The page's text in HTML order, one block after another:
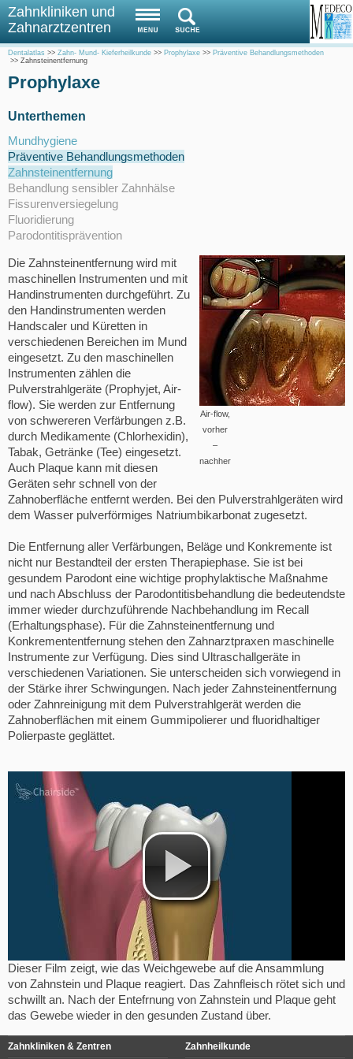
Zahnkliniken und
Zahnarztzentren
Dentalatlas >> Zahn- Mund- Kieferheilkunde >> Prophylaxe >> Präventive Behandlungsmethoden
>> Zahnsteinentfernung
Prophylaxe
Unterthemen
Mundhygiene
Präventive Behandlungsmethoden
Zahnsteinentfernung
Behandlung sensibler Zahnhälse
Fissurenversiegelung
Fluoridierung
Parodontitisprävention
Air-flow,
vorher
–
nachher
Die Zahnsteinentfernung wird mit
maschinellen Instrumenten und mit
Handinstrumenten durchgeführt. Zu
den Handinstrumenten werden
Handscaler und Küretten in
verschiedenen Bereichen im Mund
eingesetzt. Zu den maschinellen
Instrumenten zählen die
Pulverstrahlgeräte (Prophyjet, Air-
flow). Sie werden zur Entfernung
von schwereren Verfärbungen z.B.
durch Medikamente (Chlorhexidin),
Tabak, Getränke (Tee) eingesetzt.
Auch Plaque kann mit diesen
Geräten sehr schnell von der
Zahnoberfläche entfernt werden. Bei den Pulverstrahlgeräten wird
dem Wasser pulverförmiges Natriumbikarbonat zugesetzt.
Die Entfernung aller Verfärbungen, Beläge und Konkremente ist
nicht nur Bestandteil der ersten Therapiephase. Sie ist bei
gesundem Parodont eine wichtige prophylaktische Maßnahme
und nach Abschluss der Parodontitisbehandlung die bedeutendste
immer wieder durchzuführende Nachbehandlung im Recall
(Erhaltungsphase). Für die Zahnsteinentfernung und
Konkremententfernung stehen den Zahnarztpraxen maschinelle
Instrumente zur Verfügung. Dies sind Ultraschallgeräte in
verschiedenen Variationen. Sie unterscheiden sich vorwiegend in
der Stärke ihrer Schwingungen. Nach jeder Zahnsteinentfernung
oder Zahnreinigung mit dem Pulverstrahlgerät werden die
Zahnoberflächen mit einem Gummipolierer und fluoridhaltiger
Polierpaste geglättet.
Dieser Film zeigt, wie das Weichgewebe auf die Ansammlung
von Zahnstein und Plaque reagiert. Das Zahnfleisch rötet sich und
schwillt an. Nach der Entefrnung von Zahnstein und Plaque geht
das Gewebe wieder in den gesunden Zustand über.
Zahnkliniken & Zentren Zahnheilkunde